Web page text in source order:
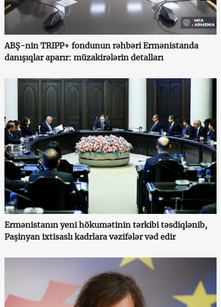
ABŞ-nin TRIPP+ fondunun rəhbəri Ermənistanda
danışıqlar aparır: müzakirələrin detalları
Ermənistanın yeni hökumətinin tərkibi təsdiqlənib,
Paşinyan ixtisaslı kadrlara vəzifələr vəd edir